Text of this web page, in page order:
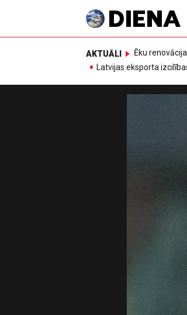
AKTUĀLI Ēku
Latvijas eksporta